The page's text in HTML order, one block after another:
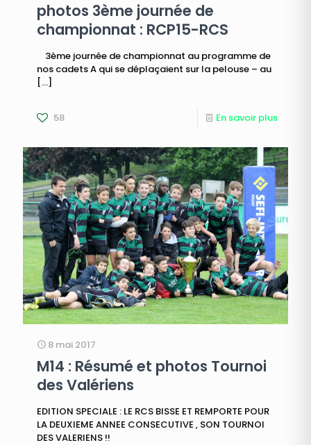
photos 3ème journée de
championnat : RCP15-RCS
3ème journée de championnat au programme de
nos cadets A qui se déplaçaient sur la pelouse – au
[…]
58 En savoir plus
8 mai 2017
M14 : Résumé et photos Tournoi
des Valériens
EDITION SPECIALE : LE RCS BISSE ET REMPORTE POUR
LA DEUXIEME ANNEE CONSECUTIVE , SON TOURNOI
DES VALERIENS !!